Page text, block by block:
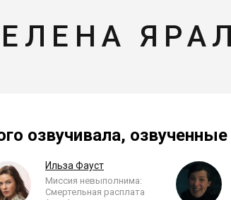
ЕЛЕНА
озвучивала,
Ильза Фауст
Миссия невыполнима:
Смертельная расплата